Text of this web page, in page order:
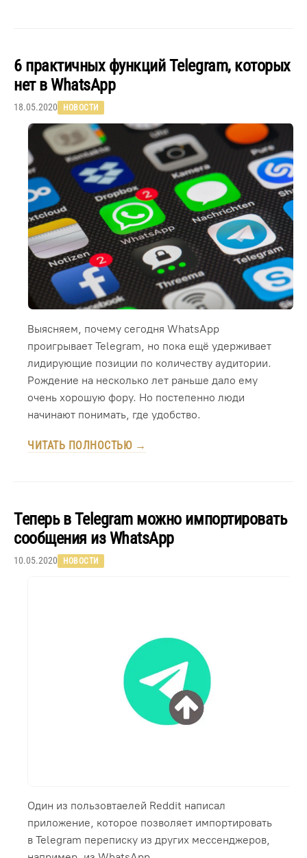
6 практичных функций Telegram, которых
нет в WhatsApp
18.05.2020 НОВОСТИ
Выясняем, почему сегодня WhatsApp
проигрывает Telegram, но пока ещё удерживает
лидирующие позиции по количеству аудитории.
Рождение на несколько лет раньше дало ему
очень хорошую фору. Но постепенно люди
начинают понимать, где удобство.
ЧИТАТЬ ПОЛНОСТЬЮ →
Теперь в Telegram можно импортировать
сообщения из WhatsApp
10.05.2020 НОВОСТИ
Один из пользовтаелей Reddit написал
приложение, которое позволяет импортировать
в Telegram переписку из других мессенджеров,